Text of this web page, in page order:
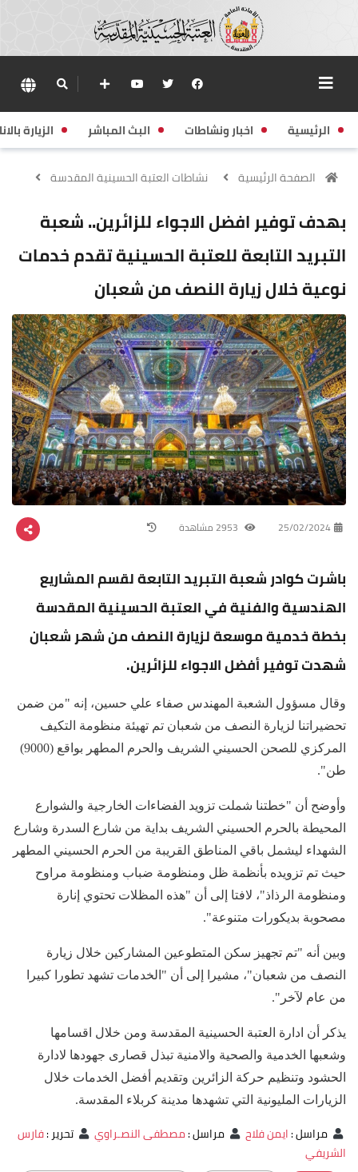
الرئيسية اخبار ونشاطات البث المباشر الزيارة
الصفحة الرئيسية نشاطات العتبة الحسينية المقدسة
بهدف توفير افضل الاجواء للزائرين.. شعبة
التبريد التابعة للعتبة الحسينية تقدم خدمات
نوعية خلال زيارة النصف من شعبان
25/02/2024
باشرت كوادر شعبة التبريد التابعة لقسم المشاريع
الهندسية والفنية في العتبة الحسينية المقدسة
بخطة خدمية موسعة لزيارة النصف من شهر شعبان
شهدت توفير أفضل الاجواء للزائرين.
وقال مسؤول الشعبة المهندس صفاء علي حسين، إنه "من ضمن
تحضيراتنا لزيارة النصف من شعبان تم تهيئة منظومة التكيف
المركزي للصحن الحسيني الشريف والحرم المطهر بواقع (9000)
طن".
وأوضح أن "خطتنا شملت تزويد الفضاءات الخارجية والشوارع
المحيطة بالحرم الحسيني الشريف بداية من شارع السدرة وشارع
الشهداء ليشمل باقي المناطق القريبة من الحرم الحسيني المطهر
حيث تم تزويده بأنظمة ظل ومنظومة ضباب ومنظومة مراوح
ومنظومة الرذاذ"، لافتا إلى أن "هذه المظلات تحتوي إنارة
مصحوبة بديكورات متنوعة".
وبين أنه "تم تجهيز سكن المتطوعين المشاركين خلال زيارة
النصف من شعبان"، مشيرا إلى أن "الخدمات تشهد تطورا كبيرا
من عام لآخر".
يذكر أن ادارة العتبة الحسينية المقدسة ومن خلال اقسامها
وشعبها الخدمية والصحية والامنية تبذل قصارى جهودها لادارة
الحشود وتنظيم حركة الزائرين وتقديم أفضل الخدمات خلال
الزيارات المليونية التي تشهدها مدينة كربلاء المقدسة.
مراسل:ايمن فلاح مراسل:مصطفى النصـراوي تحرير:فارس
الشريفي